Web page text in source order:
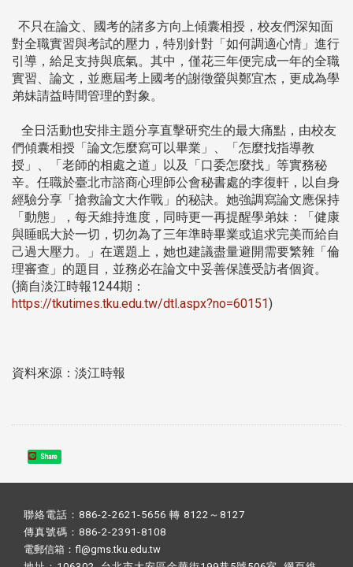
不只在論文、國考的諸多方向上傾囊相授，校友們深知面
對全職實習與考試的壓力，特別針對「如何調適心情」進行
引導，給足支持與底氣。其中，僅花三年便完成一年的全職
實習、論文，並應屆考上國考的謝徵螢與鄭宜杰，更成為學
弟妹請益時間管理的對象。
全日活動也安排主題分享直擊研究生的最大痛點，由校友
們傾囊相授「論文怎麼寫可以畢業」、「怎麼找指導教
授」、「老師的相處之道」以及「口委怎麼找」等實務秘
辛。任職於臺北市諮商心理師公會秘書處的李復軒，以自身
經驗分享「搶救論文大作戰」的秘訣。她強調寫論文應保持
「動態」，每天維持進度，同時更一再提醒學弟妹：「健康
與睡眠大於一切，切勿為了三年準時畢業或追求完美而給自
己過大壓力。」在選題上，她也建議盡量避開需要繁雜「倫
理審查」的題目，並務必在論文中妥善保護受訪者個資。
(摘自淡江時報1244期：
https://tkutimes.tku.edu.tw/dtl.aspx?no=60151)
資料來源：淡江時報
Share
聯絡電話：886-2-2621-5656 轉 8122～8127
傳真號碼：886-2-2391-8108
電郵信箱：fl@gms.tku.edu.tw